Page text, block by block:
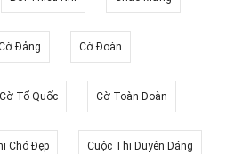
Đảng Cờ Đoàn
Cờ Tổ Quốc Cờ Toàn Đoàn
Chó Đẹp Cuộc Thi Duyên Dáng